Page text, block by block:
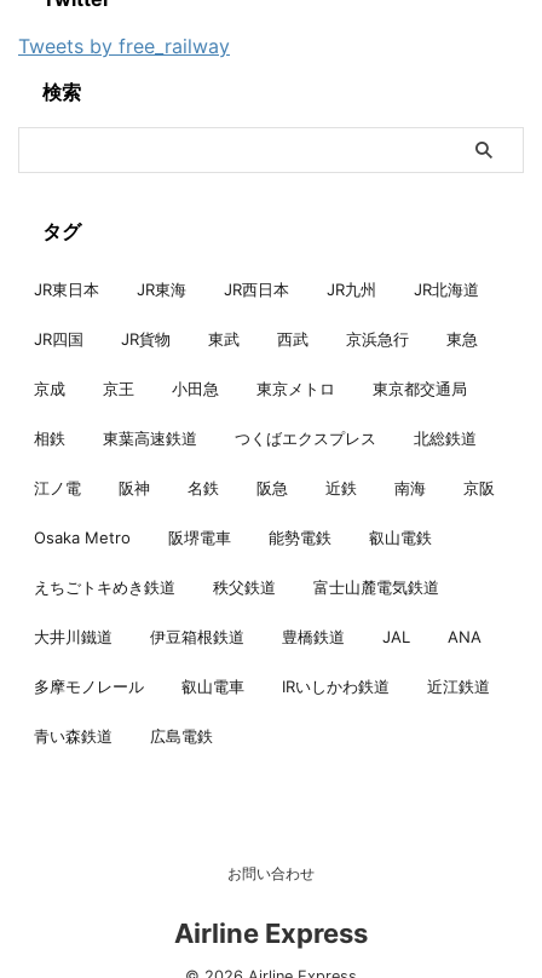
Tweets by free_railway
検索
タグ
JR東日本 JR東海 JR西日本 JR九州 JR北海道
JR四国 JR貨物 東武 西武 京浜急行 東急
京成 京王 小田急 東京メトロ 東京都交通局
相鉄 東葉高速鉄道 つくばエクスプレス 北総鉄道
江ノ電 阪神 名鉄 阪急 近鉄 南海 京阪
Osaka Metro 阪堺電車 能勢電鉄 叡山電鉄
えちごトキめき鉄道 秩父鉄道 富士山麓電気鉄道
大井川鐵道 伊豆箱根鉄道 豊橋鉄道 JAL ANA
多摩モノレール 叡山電車 IRいしかわ鉄道 近江鉄道
青い森鉄道 広島電鉄
お問い合わせ
Airline Express